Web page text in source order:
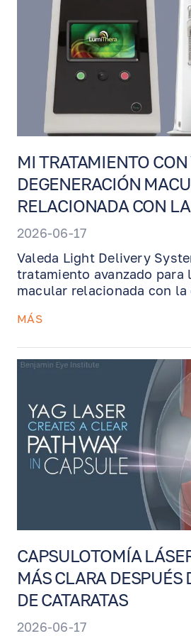
continua durante varios
Benjamin lo retira en una
seguimiento.
MI TRATAMIENTO
DEGENERACIÓN
RELACIONADA CON
2026-06-17
Valeda Light Delivery
tratamiento avanzado para
macular relacionada con la
retina y ayudar a preservar
— terapia de luz de baja
longitudes de onda
realiza rápidamente, sin
inyecciones ni tiempo de
MÁS
CAPSULOTOMÍA
MÁS CLARA DESPUÉS
DE CATARATAS
2026-06-17